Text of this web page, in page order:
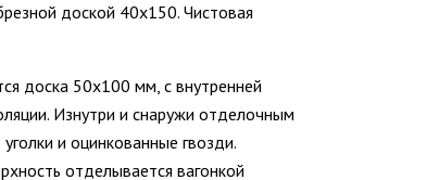
доской 40х150. Чистовая
доска 50х100 мм, с внутренней
Изнутри и снаружи отделочным
и оцинкованные гвозди.
отделывается вагонкой